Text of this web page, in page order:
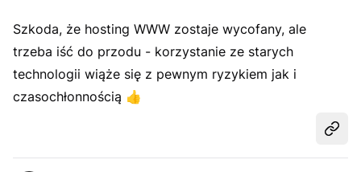
Szkoda, że hosting WWW zostaje wycofany, ale
trzeba iść do przodu - korzystanie ze starych
technologii wiąże się z pewnym ryzykiem jak i
czasochłonnością 👍